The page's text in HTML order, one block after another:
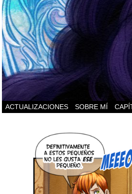
ACTUALIZACIONES SOBRE MÍ